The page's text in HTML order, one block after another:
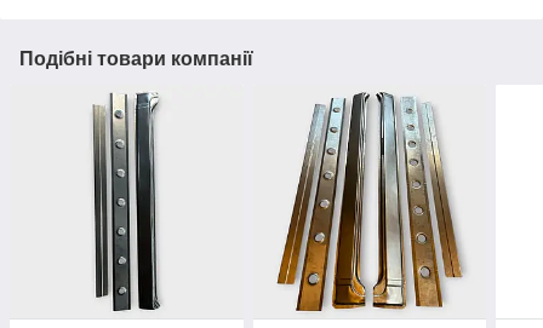
Подібні товари компанії